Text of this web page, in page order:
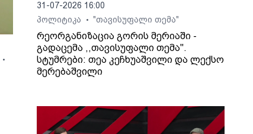
•
31-07-2026 16:00
პოლიტიკა
• "თავისუფალი თემა"
რეორგანიზაცია გორის მერიაში -
გადაცემა ,,თავისუფალი თემა".
სტუმრები: თეა კეჩხუაშვილი და ლექსო
მერებაშვილი